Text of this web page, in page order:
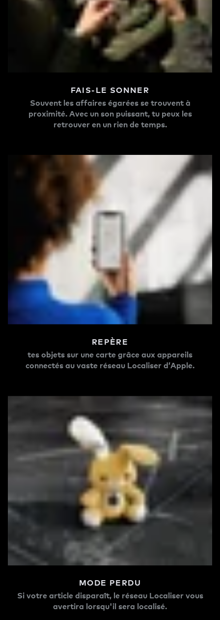
FAIS-LE SONNER
Souvent les affaires égarées se trouvent à
proximité. Avec un son puissant, tu peux les
retrouver en un rien de temps.
REPÈRE
tes objets sur une carte grâce aux appareils
connectés au vaste réseau Localiser d’Apple.
MODE PERDU
Si votre article disparaît, le réseau Localiser vous
avertira lorsqu'il sera localisé.